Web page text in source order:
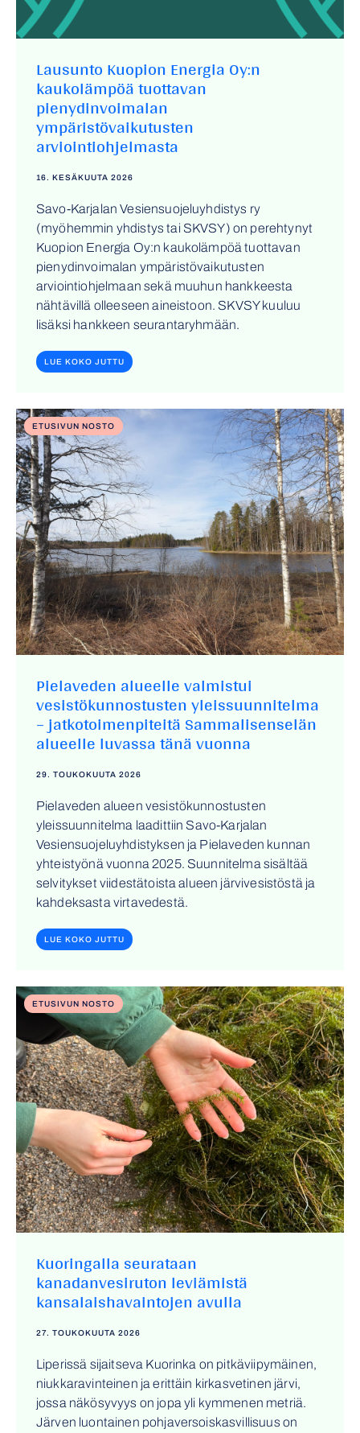
Lausunto Kuopion Energia Oy:n
kaukolämpöä tuottavan
pienydinvoimalan
ympäristövaikutusten
arviointiohjelmasta
16. KESÄKUUTA 2026
Savo-Karjalan Vesiensuojeluyhdistys ry
(myöhemmin yhdistys tai SKVSY) on perehtynyt
Kuopion Energia Oy:n kaukolämpöä tuottavan
pienydinvoimalan ympäristövaikutusten
arviointiohjelmaan sekä muuhun hankkeesta
nähtävillä olleeseen aineistoon. SKVSY kuuluu
lisäksi hankkeen seurantaryhmään.
LUE KOKO JUTTU
ETUSIVUN NOSTO
Pielaveden alueelle valmistui
vesistökunnostusten yleissuunnitelma
– jatkotoimenpiteitä Sammalisenselän
alueelle luvassa tänä vuonna
29. TOUKOKUUTA 2026
Pielaveden alueen vesistökunnostusten
yleissuunnitelma laadittiin Savo-Karjalan
Vesiensuojeluyhdistyksen ja Pielaveden kunnan
yhteistyönä vuonna 2025. Suunnitelma sisältää
selvitykset viidestätoista alueen järvivesistöstä ja
kahdeksasta virtavedestä.
LUE KOKO JUTTU
ETUSIVUN NOSTO
Kuoringalla seurataan
kanadanvesiruton leviämistä
kansalaishavaintojen avulla
27. TOUKOKUUTA 2026
Liperissä sijaitseva Kuorinka on pitkäviipymäinen,
niukkaravinteinen ja erittäin kirkasvetinen järvi,
jossa näkösyvyys on jopa yli kymmenen metriä.
Järven luontainen pohjaversoiskasvillisuus on